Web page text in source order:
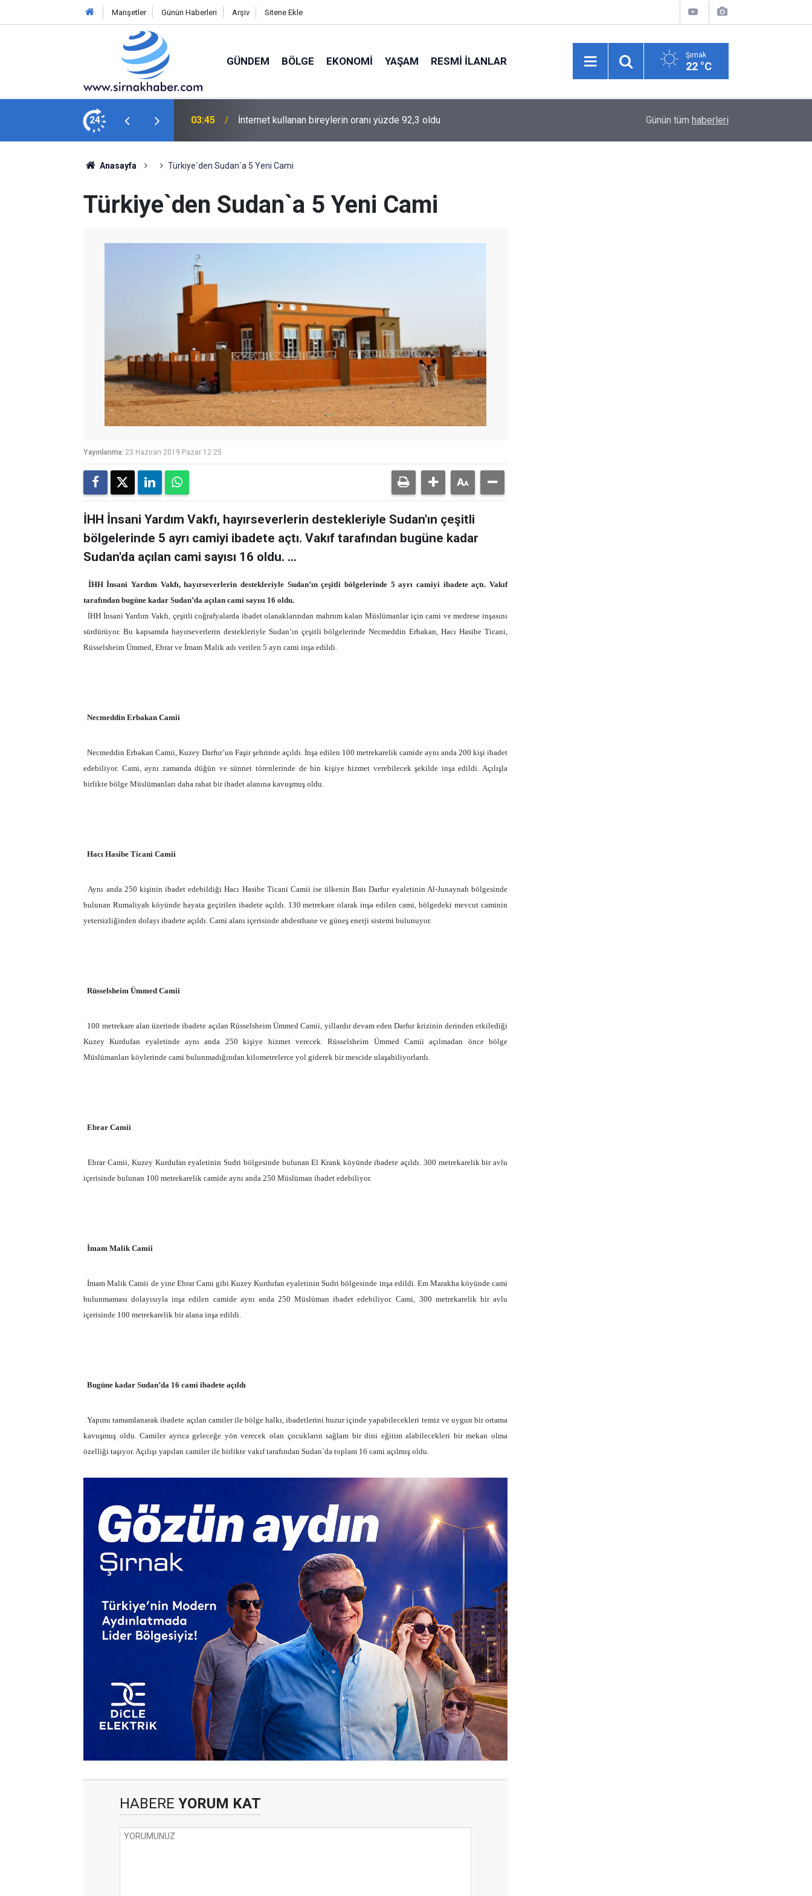
Manşetler Günün Haberleri Arşiv Sitene Ekle
GÜNDEM BÖLGE EKONOMI YAŞAM RESMI İLANLAR Şırnak
22 °C
24 02:30 İsmail Kartal: "Rövanşa da 0-0 gibi giderek turu geçmek istiyoruz" UEFA Şampiyonlar Liginde Fenerbahçe, Sturm
Günün tüm haberleri
Anasayfa Türkiye`den Sudan`a 5 Yeni Cami
Türkiye`den Sudan`a 5 Yeni Cami
Yayınlanma: 23 Haziran 2019 Pazar 12:25
İHH İnsani Yardım Vakfı, hayırseverlerin destekleriyle Sudan'ın çeşitli
bölgelerinde 5 ayrı camiyi ibadete açtı. Vakıf tarafından bugüne kadar
Sudan'da açılan cami sayısı 16 oldu. ...
İHH İnsani Yardım Vakfı, hayırseverlerin destekleriyle Sudan’ın çeşitli bölgelerinde 5 ayrı camiyi ibadete açtı. Vakıf
tarafından bugüne kadar Sudan’da açılan cami sayısı 16 oldu.
İHH İnsani Yardım Vakfı, çeşitli coğrafyalarda ibadet olanaklarından mahrum kalan Müslümanlar için cami ve medrese inşasını
sürdürüyor. Bu kapsamda hayırseverlerin destekleriyle Sudan’ın çeşitli bölgelerinde Necmeddin Erbakan, Hacı Hasibe Ticani,
Rüsselsheim Ümmed, Ebrar ve İmam Malik adı verilen 5 ayrı cami inşa edildi.
Necmeddin Erbakan Camii
Necmeddin Erbakan Camii, Kuzey Darfur’un Faşir şehrinde açıldı. İnşa edilen 100 metrekarelik camide aynı anda 200 kişi ibadet
edebiliyor. Cami, aynı zamanda düğün ve sünnet törenlerinde de bin kişiye hizmet verebilecek şekilde inşa edildi. Açılışla
birlikte bölge Müslümanları daha rahat bir ibadet alanına kavuşmuş oldu.
Hacı Hasibe Ticani Camii
Aynı anda 250 kişinin ibadet edebildiği Hacı Hasibe Ticani Camii ise ülkenin Batı Darfur eyaletinin Al-Junaynah bölgesinde
bulunan Rumaliyah köyünde hayata geçirilen ibadete açıldı. 130 metrekare olarak inşa edilen cami, bölgedeki mevcut caminin
yetersizliğinden dolayı ibadete açıldı. Cami alanı içerisinde abdesthane ve güneş enerji sistemi bulunuyor.
Rüsselsheim Ümmed Camii
100 metrekarealan üzerinde ibadete açılan Rüsselsheim Ümmed Camii, yıllardır devam eden Darfur krizinin derinden etkilediği
Kuzey Kurdufan eyaletinde aynı anda 250 kişiye hizmet verecek. Rüsselsheim Ümmed Camii açılmadan önce bölge
Müslümanları köylerinde cami bulunmadığından kilometrelerce yol giderek bir mescide ulaşabiliyorlardı.
Ebrar Camii
Ebrar Camii, Kuzey Kurdufan eyaletinin Sudri bölgesinde bulunan El Krank köyünde ibadete açıldı. 300 metrekarelik bir avlu
içerisinde bulunan 100 metrekarelik camide aynı anda 250 Müslüman ibadet edebiliyor.
İmam Malik Camii
İmam Malik Camii de yine Ebrar Cami gibi Kuzey Kurdufan eyaletinin Sudri bölgesinde inşa edildi. Em Marakha köyünde cami
bulunmaması dolayısıyla inşa edilen camide aynı anda 250 Müslüman ibadet edebiliyor. Cami, 300 metrekarelik bir avlu
içerisinde 100 metrekarelik bir alana inşa edildi.
Bugüne kadar Sudan’da 16 cami ibadete açıldı
Yapımı tamamlanarak ibadete açılan camiler ile bölge halkı, ibadetlerini huzur içinde yapabilecekleri temiz ve uygun bir ortama
kavuşmuş oldu. Camiler ayrıca geleceğe yön verecek olan çocukların sağlam bir dini eğitim alabilecekleri bir mekan olma
özelliği taşıyor. Açılışı yapılan camiler ile birlikte vakıf tarafından Sudan`da toplam 16 cami açılmış oldu.
HABERE YORUM KAT